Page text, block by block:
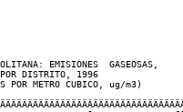
EMISIONES  GASEOSAS,
DISTRITO, 1996
POR METRO CUBICO, ug/m3)